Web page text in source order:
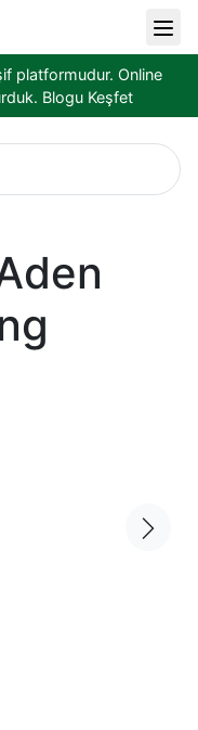
platformudur. Online
Blogu Keşfet